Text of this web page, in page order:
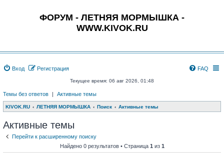
ФОРУМ - ЛЕТНЯЯ МОРМЫШКА -
WWW.KIVOK.RU
Вход Регистрация FAQ
Текущее время: 06 авг 2026, 01:48
Темы без ответов | Активные темы
KIVOK.RU ЛЕТНЯЯ МОРМЫШКА Поиск Активные темы
Активные темы
Перейти к расширенному поиску
Найдено 0 результатов • Страница 1 из 1